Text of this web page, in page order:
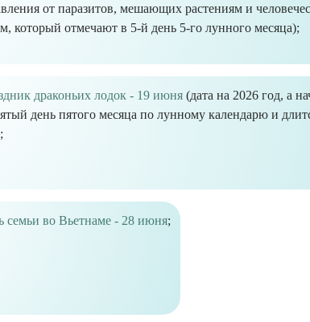
от паразитов, мешающих растениям и
который отмечают в 5-й день 5-го лунного месяца);
драконьих лодок - 19 июня (дата на 2026 год, а
день пятого месяца по лунному календарю и
семьи во Вьетнаме - 28 июня;